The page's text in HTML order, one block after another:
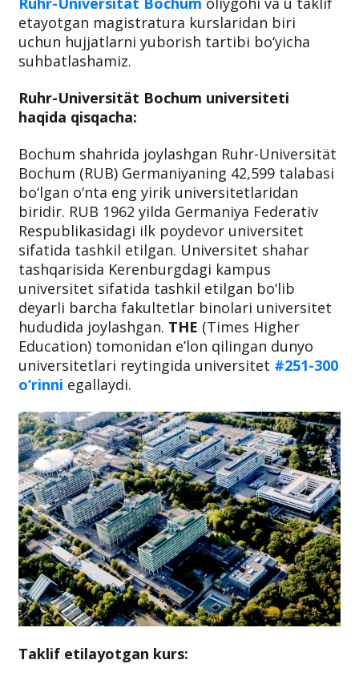
etayotgan magistratura kurslaridan biri
uchun hujjatlarni yuborish tartibi bo‘yicha
suhbatlashamiz.
Ruhr-Universität Bochum universiteti
haqida qisqacha:
Bochum shahrida joylashgan Ruhr-Universität
Bochum (RUB) Germaniyaning 42,599 talabasi
bo‘lgan o‘nta eng yirik universitetlaridan
biridir. RUB 1962 yilda Germaniya Federativ
Respublikasidagi ilk poydevor universitet
sifatida tashkil etilgan. Universitet shahar
tashqarisida Kerenburgdagi kampus
universitet sifatida tashkil etilgan bo‘lib
deyarli barcha fakultetlar binolari universitet
hududida joylashgan. THE (Times Higher
Education) tomonidan e’lon qilingan dunyo
universitetlari reytingida universitet #251-300
o‘rinni egallaydi.
Taklif etilayotgan kurs: